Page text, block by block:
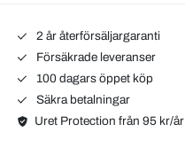
2 år återförsäljargaranti
Försäkrade leveranser
100 dagars öppet köp
Säkra betalningar
Uret Protection från 95 kr/år